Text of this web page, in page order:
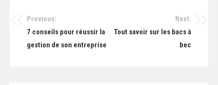
Navigation
Previous:
7 conseils pour réussir la
gestion de son entreprise
Next:
Tout savoir sur les bacs à
bec